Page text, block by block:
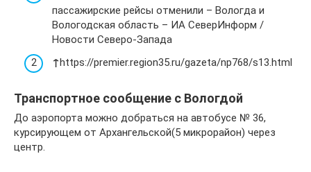
пассажирские рейсы отменили – Вологда и
Вологодская область – ИА СеверИнформ /
Новости Северо-Запада
↑https://premier.region35.ru/gazeta/np768/s13.html
Транспортное сообщение с Вологдой
До аэропорта можно добраться на автобусе № 36,
курсирующем от Архангельской(5 микрорайон) через
центр.